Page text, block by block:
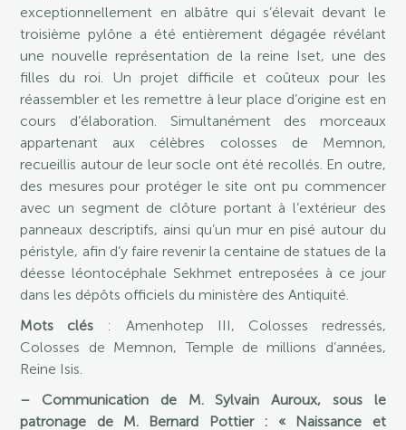
exceptionnellement en albâtre qui s’élevait devant le
troisième pylône a été entièrement dégagée révélant
une nouvelle représentation de la reine Iset, une des
filles du roi. Un projet difficile et coûteux pour les
réassembler et les remettre à leur place d’origine est en
cours d’élaboration. Simultanément des morceaux
appartenant aux célèbres colosses de Memnon,
recueillis autour de leur socle ont été recollés. En outre,
des mesures pour protéger le site ont pu commencer
avec un segment de clôture portant à l’extérieur des
panneaux descriptifs, ainsi qu’un mur en pisé autour du
péristyle, afin d’y faire revenir la centaine de statues de la
déesse léontocéphale Sekhmet entreposées à ce jour
dans les dépôts officiels du ministère des Antiquité.
Mots clés : Amenhotep III, Colosses redressés,
Colosses de Memnon, Temple de millions d’années,
Reine Isis.
– Communication de M. Sylvain Auroux, sous le
patronage de M. Bernard Pottier : « Naissance et